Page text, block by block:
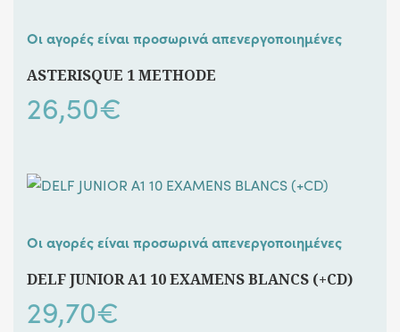
Οι αγορές είναι προσωρινά απενεργοποιημένες
ASTERISQUE 1 METHODE
26,50€
Οι αγορές είναι προσωρινά απενεργοποιημένες
DELF JUNIOR A1 10 EXAMENS BLANCS (+CD)
29,70€